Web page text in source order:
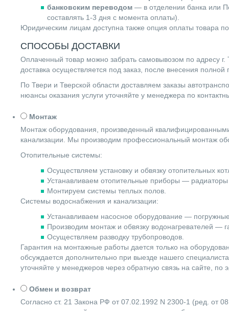
банковским переводом — в отделении банка или
составлять 1-3 дня с момента оплаты).
Юридическим лицам доступна также опция оплаты товара
СПОСОБЫ ДОСТАВКИ
Оплаченный товар можно забрать самовывозом по адресу г.
доставка осуществляется под заказ, после внесения полной
По Твери и Тверской области доставляем заказы
нюансы оказания услуги уточняйте у менеджера по
Монтаж
Монтаж оборудования, произведенный
канализации. Мы производим профессиональный монтаж
Отопительные системы:
Осуществляем установку и обвязку отопительных
Устанавливаем отопительные приборы —
Монтируем системы теплых полов.
Системы водоснабжения и канализации:
Устанавливаем насосное оборудование —
Производим монтаж и обвязку водонагревателей —
Осуществляем разводку трубопроводов.
Гарантия на монтажные работы дается только на
обсуждается дополнительно при выезде нашего
уточняйте у менеджеров через обратную связь на сайте,
Обмен и возврат
Согласно ст. 21 Закона РФ от 07.02.1992 N 2300-1 (ред. от